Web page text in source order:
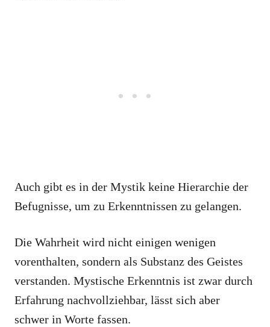
Auch gibt es in der Mystik keine Hierarchie der
Befugnisse, um zu Erkenntnissen zu gelangen.
Die Wahrheit wird nicht einigen wenigen
vorenthalten, sondern als Substanz des Geistes
verstanden. Mystische Erkenntnis ist zwar durch
Erfahrung nachvollziehbar, lässt sich aber
schwer in Worte fassen.